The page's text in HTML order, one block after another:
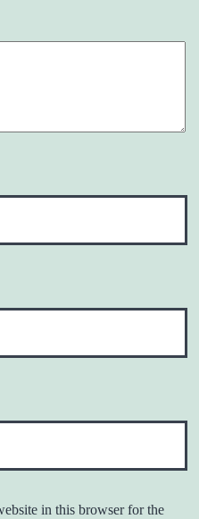
in this browser for the